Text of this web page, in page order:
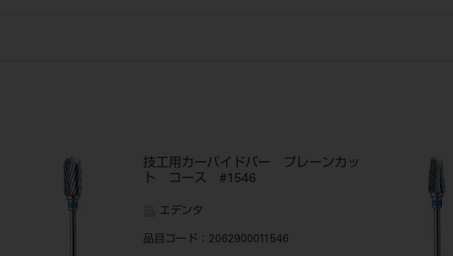
技工用カーバイドバー プレーンカッ
ト コース #1546
エデンタ
品目コード ：2062900011546